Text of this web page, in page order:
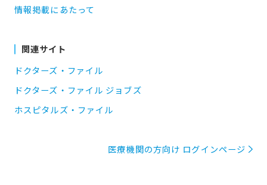
情報掲載にあたって
関連サイト
ドクターズ・ファイル
ドクターズ・ファイル ジョブズ
ホスピタルズ・ファイル
医療機関の方向け ログインページ